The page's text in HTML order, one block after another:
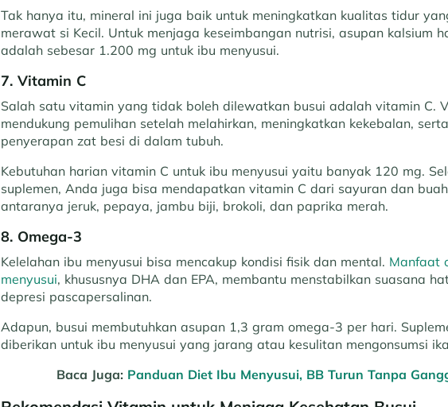
Tak hanya itu, mineral ini juga baik untuk meningkatkan kualitas tidur
merawat si Kecil. Untuk menjaga keseimbangan nutrisi, asupan kalsium
adalah sebesar 1.200 mg untuk ibu menyusui.
7. Vitamin C
Salah satu vitamin yang tidak boleh dilewatkan busui adalah vitamin C.
mendukung pemulihan setelah melahirkan, meningkatkan kekebalan,
penyerapan zat besi di dalam tubuh.
Kebutuhan harian vitamin C untuk ibu menyusui yaitu banyak 120 mg.
suplemen, Anda juga bisa mendapatkan vitamin C dari sayuran dan
antaranya jeruk, pepaya, jambu biji, brokoli, dan paprika merah.
8. Omega-3
Kelelahan ibu menyusui bisa mencakup kondisi fisik dan mental. Manfaat
menyusui, khususnya DHA dan EPA, membantu menstabilkan suasana
depresi pascapersalinan.
Adapun, busui membutuhkan asupan 1,3 gram omega-3 per hari.
diberikan untuk ibu menyusui yang jarang atau kesulitan mengonsumsi
Baca Juga: Panduan Diet Ibu Menyusui, BB Turun Tanpa